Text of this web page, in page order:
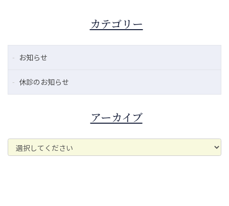
カテゴリー
お知らせ
休診のお知らせ
アーカイブ